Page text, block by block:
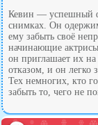
Кевин — успешный
снимках. Он
ему забыть своё
начинающие
он приглашает их
отказом, и он легко
Тех немногих, кто
забыть то, чего не